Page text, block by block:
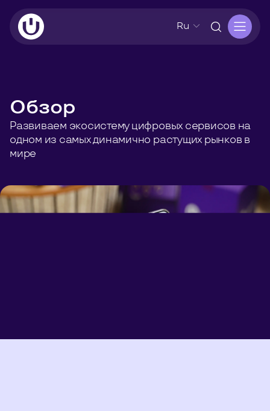
Ru
Обзор
Развиваем экосистему цифровых сервисов на
одном из самых динамично растущих рынков в
мире